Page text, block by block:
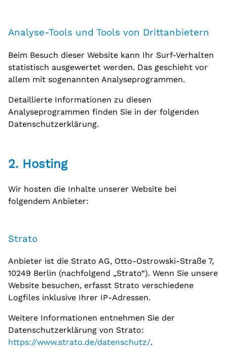
Analyse-Tools und Tools von Dritt­anbietern
Beim Besuch dieser Website kann Ihr Surf-Verhalten
statistisch ausgewertet werden. Das geschieht vor
allem mit sogenannten Analyseprogrammen.
Detaillierte Informationen zu diesen
Analyseprogrammen finden Sie in der folgenden
Datenschutzerklärung.
2. Hosting
Wir hosten die Inhalte unserer Website bei
folgendem Anbieter:
Strato
Anbieter ist die Strato AG, Otto-Ostrowski-Straße 7,
10249 Berlin (nachfolgend „Strato“). Wenn Sie unsere
Website besuchen, erfasst Strato verschiedene
Logfiles inklusive Ihrer IP-Adressen.
Weitere Informationen entnehmen Sie der
Datenschutzerklärung von Strato:
https://www.strato.de/datenschutz/.